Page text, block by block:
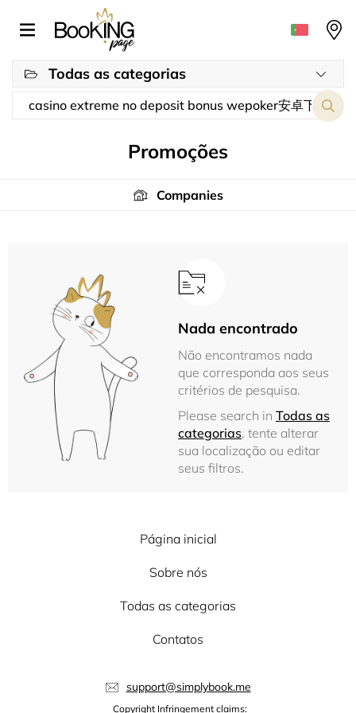
Todas as categorias
Promoções
Companies
Nada encontrado
Não encontramos nada
que corresponda aos seus
critérios de pesquisa.
Please search in Todas as
categorias, tente alterar
sua localização ou editar
seus filtros.
Página inicial
Sobre nós
Todas as categorias
Contatos
support@simplybook.me
Copyright Infringement claims: